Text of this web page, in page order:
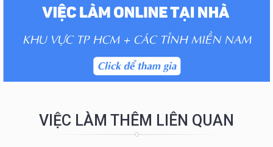
VIỆC LÀM THÊM LIÊN QUAN